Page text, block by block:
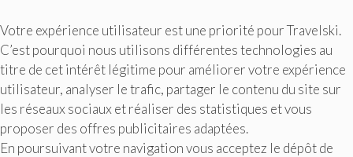
Votre expérience utilisateur est une priorité pour Travelski.
C’est pourquoi nous utilisons différentes technologies au
titre de cet intérêt légitime pour améliorer votre expérience
utilisateur, analyser le trafic, partager le contenu du site sur
les réseaux sociaux et réaliser des statistiques et vous
proposer des offres publicitaires adaptées.
En poursuivant votre navigation vous acceptez le dépôt de